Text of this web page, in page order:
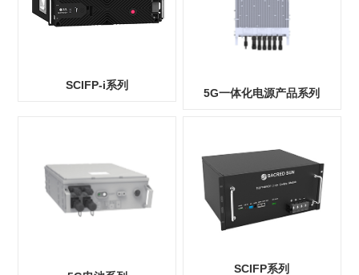
SCIFP-i系列
5G一体化电源产品系列
SCIFP系列